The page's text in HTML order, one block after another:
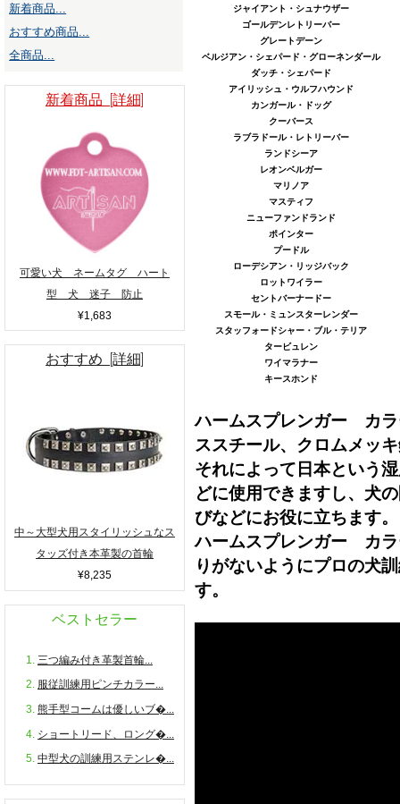
新着商品...
おすすめ商品...
全商品...
新着商品 [詳細]
可愛い犬 ネームタグ ハート
型 犬 迷子 防止
¥1,683
おすすめ [詳細]
中～大型犬用スタイリッシュなス
タッズ付き本革製の首輪
¥8,235
ベストセラー
三つ編み付き革製首輪...
服従訓練用ピンチカラー...
熊手型コームは優しいブ�...
ショートリード、ロング�...
中型犬の訓練用ステンレ�...
ジャイアント・シュナウザー
ゴールデンレトリーバー
グレートデーン
ベルジアン・シェパード・グローネンダール
ダッチ・シェパード
アイリッシュ・ウルフハウンド
カンガール・ドッグ
クーバース
ラブラドール・レトリーバー
ランドシーア
レオンベルガー
マリノア
マスティフ
ニューファンドランド
ポインター
プードル
ローデシアン・リッジバック
ロットワイラー
セントバーナードー
スモール・ミュンスターレンダー
スタッフォードシャー・ブル・テリア
タービュレン
ワイマラナー
キースホンド
ハームスプレンガー カラ
ススチール、クロムメッ
それによって日本という
どに使用できますし、犬
びなどにお役に立ちます。
ハームスプレンガー カラ
りがないようにプロの犬
す。